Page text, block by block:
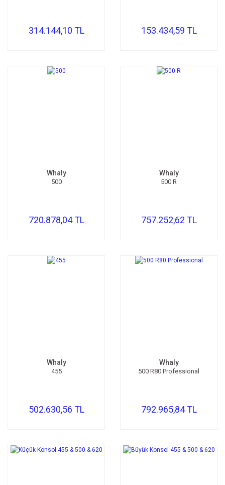
314.144,10 TL 153.434,59 TL
Whaly
500
720.878,04 TL
Whaly
500 R
757.252,62 TL
Whaly
455
502.630,56 TL
Whaly
500 R80 Professional
792.965,84 TL